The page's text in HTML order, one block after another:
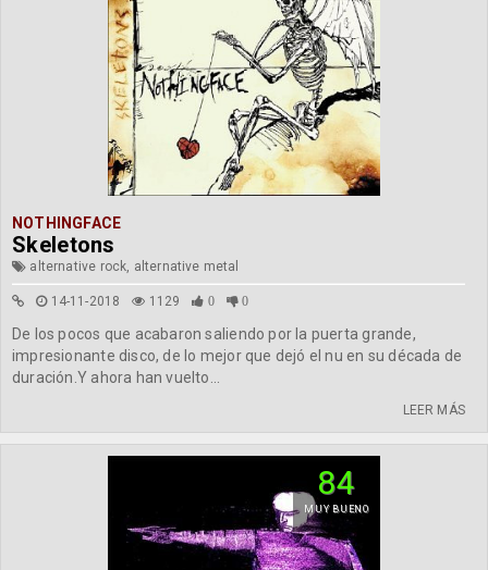
NOTHINGFACE
Skeletons
alternative rock, alternative metal
14-11-2018 1129 0 0
De los pocos que acabaron saliendo por la puerta grande,
impresionante disco, de lo mejor que dejó el nu en su década de
duración.Y ahora han vuelto...
LEER MÁS
84
MUY BUENO